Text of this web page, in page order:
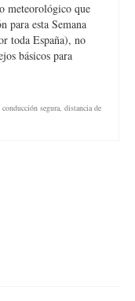
meteorológico que
para esta Semana
toda España), no
básicos para
conducción segura, distancia de